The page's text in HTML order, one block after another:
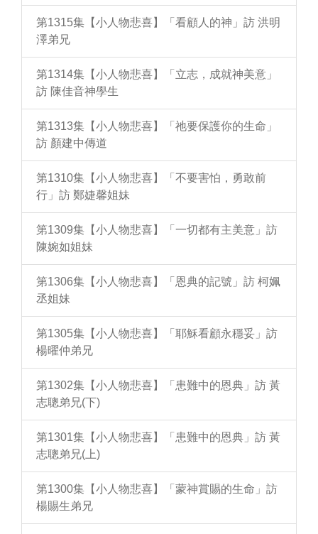
第1315集【小人物悲喜】「看顧人的神」訪 洪明
澤弟兄
第1314集【小人物悲喜】「立志，成就神美意」
訪 陳佳音神學生
第1313集【小人物悲喜】「祂要保護你的生命」
訪 顏建中傳道
第1310集【小人物悲喜】「不要害怕，勇敢前
行」訪 鄭婕馨姐妹
第1309集【小人物悲喜】「一切都有主美意」訪
陳婉如姐妹
第1306集【小人物悲喜】「恩典的記號」訪 柯姵
丞姐妹
第1305集【小人物悲喜】「耶穌看顧永穩妥」訪
楊曜仲弟兄
第1302集【小人物悲喜】「患難中的恩典」訪 黃
志聰弟兄(下)
第1301集【小人物悲喜】「患難中的恩典」訪 黃
志聰弟兄(上)
第1300集【小人物悲喜】「蒙神賞賜的生命」訪
楊賜生弟兄